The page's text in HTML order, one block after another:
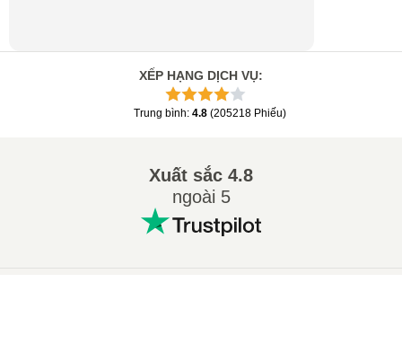
XẾP HẠNG DỊCH VỤ:
Trung bình: 4.8 (205218 Phiếu)
Xuất sắc 4.8
ngoài 5